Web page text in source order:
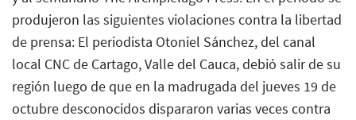
produjeron las siguientes violaciones contra la libertad
de prensa: El periodista Otoniel Sánchez, del canal
local CNC de Cartago, Valle del Cauca, debió salir de su
región luego de que en la madrugada del jueves 19 de
octubre desconocidos dispararon varias veces contra